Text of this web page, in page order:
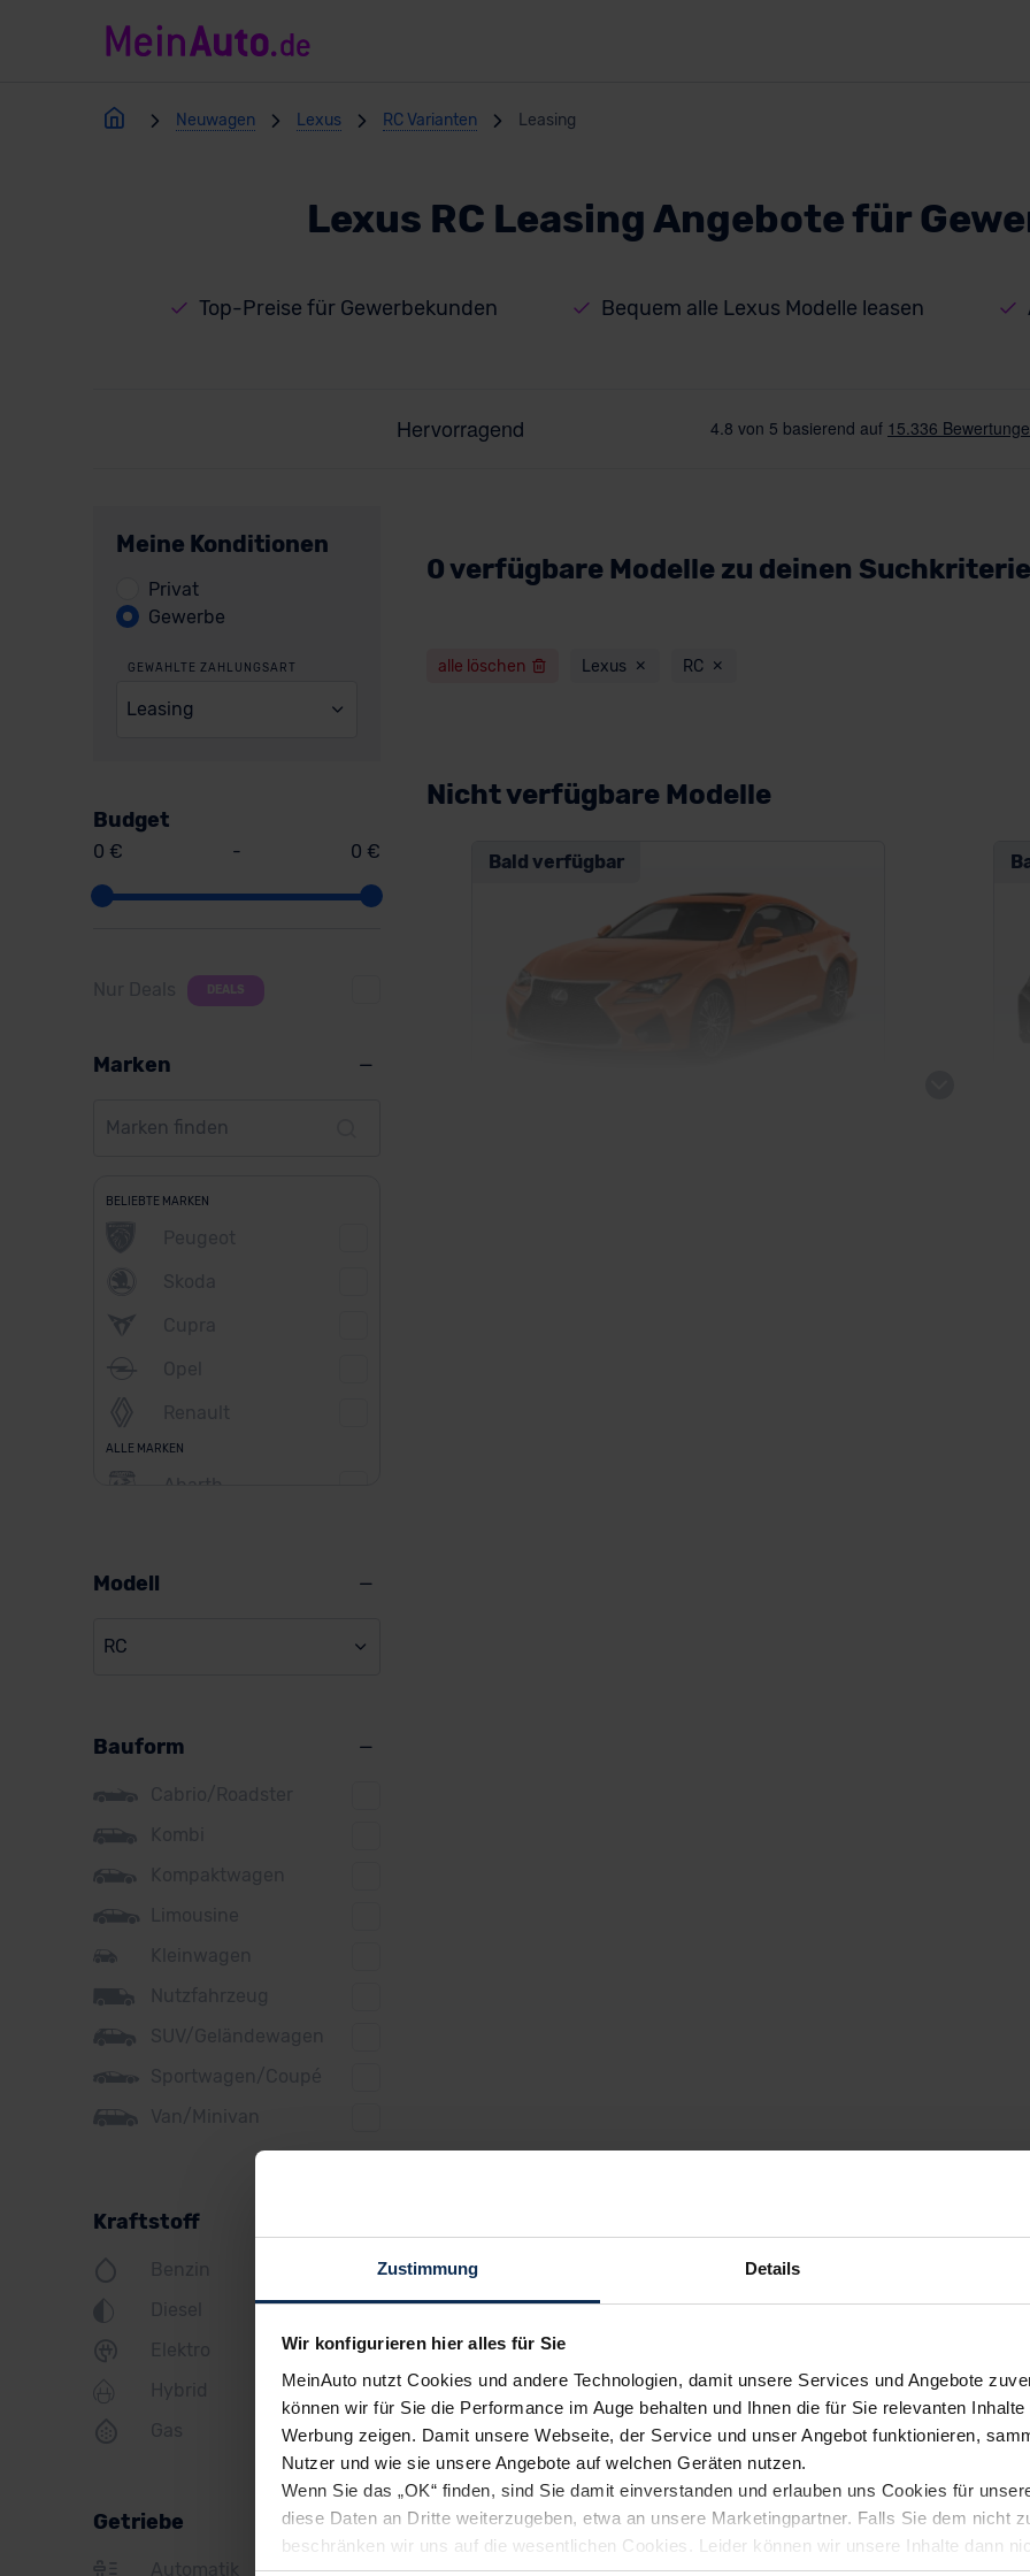
Zustimmung Details
Wir konfigurieren hier alles für Sie
MeinAuto nutzt Cookies und andere Technologien, damit unsere Services und Angebote
können wir für Sie die Performance im Auge behalten und Ihnen die für Sie relevanten
Werbung zeigen. Damit unsere Webseite, der Service und unser Angebot funktionieren,
Nutzer und wie sie unsere Angebote auf welchen Geräten nutzen.
Wenn Sie das „OK“ finden, sind Sie damit einverstanden und erlauben uns Cookies für
diese Daten an Dritte weiterzugeben, etwa an unsere Marketingpartner. Falls Sie dem nicht
beschränken wir uns auf die wesentlichen Cookies. Leider können wir unsere Inhalte dann
Neuwagen Lexus RC Varianten Leasing
Lexus RC Leasing Angebote für
Top-Preise für Gewerbekunden Bequem alle Lexus Modelle leasen
Meine Konditionen
Privat
Gewerbe
GEWÄHLTE ZAHLUNGSART
Leasing
Budget
0 € - 0 €
Nur Deals DEALS
Marken
BELIEBTE MARKEN
Peugeot
Skoda
Cupra
Opel
Renault
ALLE MARKEN
Abarth
Citroen
Cupra
DS
Dacia
Fiat
Ford
Honda
Lexus
MINI
Mazda
Mercedes
Mitsubishi
Peugeot
Modell
RC
Bauform
Cabrio/Roadster
Kombi
Kompaktwagen
Limousine
Kleinwagen
Nutzfahrzeug
SUV/Geländewagen
Sportwagen/Coupé
Van/Minivan
Kraftstoff
Benzin
Diesel
Elektro
Hybrid
Gas
Getriebe
Automatik
0 verfügbare Modelle zu deinen
alle löschen Lexus RC
Nicht verfügbare Modelle
Bald verfügbar